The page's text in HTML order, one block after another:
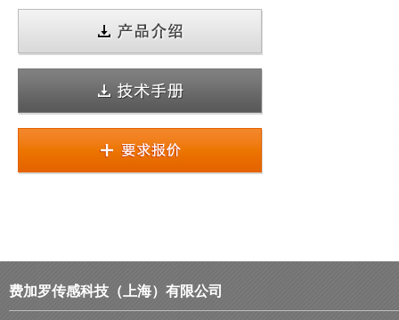
费加罗传感科技（上海）有限公司